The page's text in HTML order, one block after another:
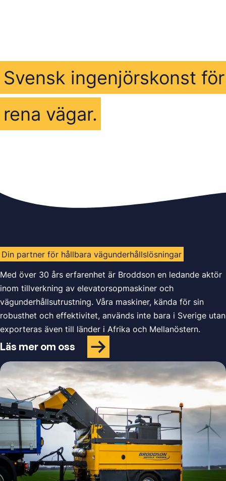
Svensk ingenjörskonst för
rena vägar.
Din partner för hållbara vägunderhållslösningar
Med över 30 års erfarenhet är Broddson en ledande aktör
inom tillverkning av elevatorsopmaskiner och
vägunderhållsutrustning. Våra maskiner, kända för sin
robusthet och effektivitet, används inte bara i Sverige utan
exporteras även till länder i Afrika och Mellanöstern.
Läs mer om oss